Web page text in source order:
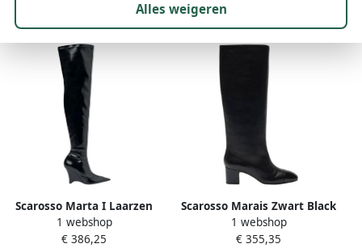
42 resultaten:
Scarosso Marta I Laarzen
Black Dames
1 webshop
€ 386,25
Scarosso Marais Zwart Black
Dames
1 webshop
€ 355,35
Alles weigeren